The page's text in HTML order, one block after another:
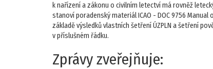
k nařízení a zákonu o civilním letectví má rovněž
stanoví poradenský materiál ICAO - DOC 9756
základě výsledků vlastních šetření ÚZPLN a šetření
v příslušném řádku.
Zprávy zveřejňuje: